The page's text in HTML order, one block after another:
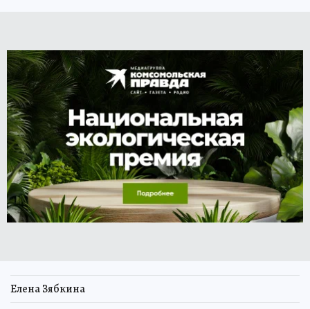
Елена Зябкина